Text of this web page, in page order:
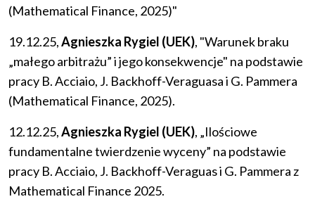
(Mathematical Finance, 2025)"
19.12.25,Agnieszka Rygiel (UEK), "Warunek braku
„małego arbitrażu” i jego konsekwencje" na podstawie
pracy B. Acciaio, J. Backhoff-Veraguasa i G. Pammera
(Mathematical Finance, 2025).
12.12.25,Agnieszka Rygiel (UEK), „Ilościowe
fundamentalne twierdzenie wyceny” na podstawie
pracy B. Acciaio, J. Backhoff-Veraguas i G. Pammera z
Mathematical Finance 2025.